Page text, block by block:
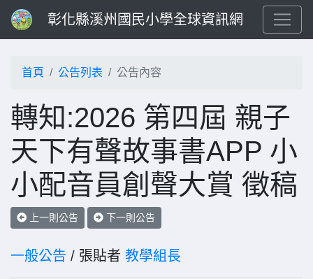
彰化縣溪州國民小學全球資訊網
首頁 公告列表 公告內容
轉知:2026 第四屆 親子
天下有聲故事書APP 小
小配音員創聲大賞 徵稿
上一則公告 下一則公告
一般公告 / 張貼者 教學組長